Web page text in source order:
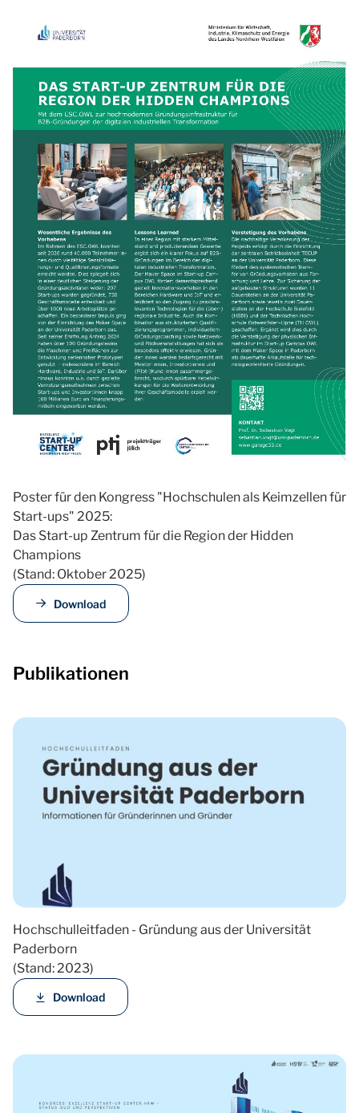
Poster für den Kongress "Hochschulen als Keimzellen für
Start-ups" 2025:
Das Start-up Zentrum für die Region der Hidden
Champions
(Stand: Oktober 2025)
Download
Publikationen
Hochschulleitfaden - Gründung aus der Universität
Paderborn
(Stand: 2023)
Download